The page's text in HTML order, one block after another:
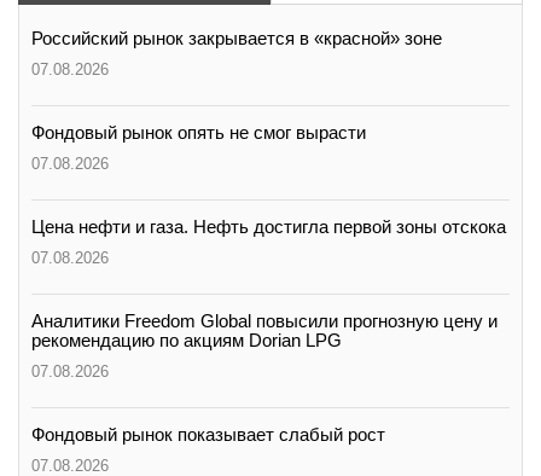
Российский рынок закрывается в «красной» зоне
07.08.2026
Фондовый рынок опять не смог вырасти
07.08.2026
Цена нефти и газа. Нефть достигла первой зоны отскока
07.08.2026
Аналитики Freedom Global повысили прогнозную цену и
рекомендацию по акциям Dorian LPG
07.08.2026
Фондовый рынок показывает слабый рост
07.08.2026